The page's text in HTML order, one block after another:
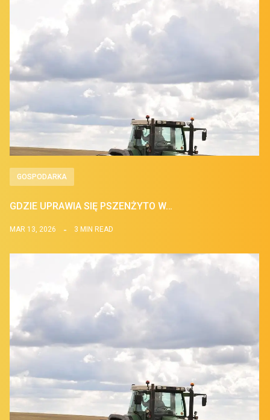
GOSPODARKA
GDZIE UPRAWIA SIĘ PSZENŻYTO W…
MAR 13, 2026 3 MIN READ